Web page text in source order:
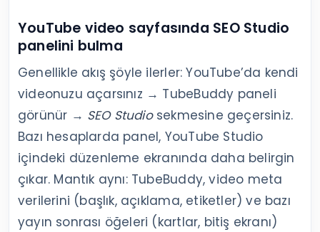
YouTube video sayfasında SEO Studio
panelini bulma
Genellikle akış şöyle ilerler: YouTube’da kendi
videonuzu açarsınız → TubeBuddy paneli
görünür → SEO Studiosekmesine geçersiniz.
Bazı hesaplarda panel, YouTube Studio
içindeki düzenleme ekranında daha belirgin
çıkar. Mantık aynı: TubeBuddy, video meta
verilerini (başlık, açıklama, etiketler) ve bazı
yayın sonrası öğeleri (kartlar, bitiş ekranı)